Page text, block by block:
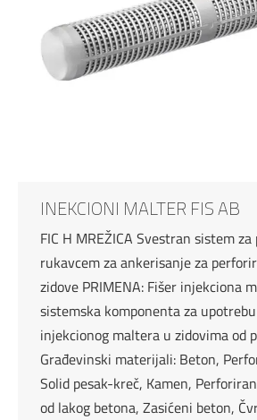
INEKCIONI MALTER FIS AB
FIC H MREŽICA Svestran sistem
rukavcem za ankerisanje za
zidove PRIMENA: Fišer injekciona
sistemska komponenta za
injekcionog maltera u zidovima od
Građevinski materijali: Beton,
Solid pesak-kreč, Kamen,
od lakog betona, Zasićeni beton,